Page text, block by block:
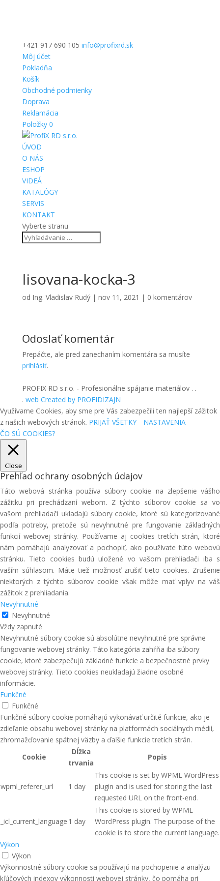
+421 917 690 105 info@profixrd.sk
Môj účet
Pokladňa
Košík
Obchodné podmienky
Doprava
Reklamácia
Položky 0
ÚVOD
O NÁS
ESHOP
VIDEÁ
KATALÓGY
SERVIS
KONTAKT
Vyberte stranu
lisovana-kocka-3
od Ing. Vladislav Rudý| nov 11, 2021 | 0 komentárov
Odoslať komentár
Prepáčte, ale pred zanechaním komentára sa musíte
prihlásiť.
PROFIX RD s.r.o. - Profesionálne spájanie materiálov . .
. web Created by PROFIDIZAJN
Využívame Cookies, aby sme pre Vás zabezpečili ten najlepší zážitok
z našich webových stránok. PRIJAŤ VŠETKY
NASTAVENIA
ČO SÚ COOKIES?
Close
Prehľad ochrany osobných údajov
Táto webová stránka používa súbory cookie na zlepšenie vášho
zážitku pri prechádzaní webom. Z týchto súborov cookie sa vo
vašom prehliadači ukladajú súbory cookie, ktoré sú kategorizované
podľa potreby, pretože sú nevyhnutné pre fungovanie základných
funkcií webovej stránky. Používame aj cookies tretích strán, ktoré
nám pomáhajú analyzovať a pochopiť, ako používate túto webovú
stránku. Tieto cookies budú uložené vo vašom prehliadači iba s
vaším súhlasom. Máte tiež možnosť zrušiť tieto cookies. Zrušenie
niektorých z týchto súborov cookie však môže mať vplyv na váš
zážitok z prehliadania.
Nevyhnutné
Nevyhnutné
Vždy zapnuté
Nevyhnutné súbory cookie sú absolútne nevyhnutné pre správne
fungovanie webovej stránky. Táto kategória zahŕňa iba súbory
cookie, ktoré zabezpečujú základné funkcie a bezpečnostné prvky
webovej stránky. Tieto cookies neukladajú žiadne osobné
informácie.
Funkčné
Funkčné
Funkčné súbory cookie pomáhajú vykonávať určité funkcie, ako je
zdieľanie obsahu webovej stránky na platformách sociálnych médií,
zhromažďovanie spätnej väzby a ďalšie funkcie tretích strán.
Cookie
Dĺžka
trvania
Popis
wpml_referer_url 1 day
This cookie is set by WPML WordPress
plugin and is used for storing the last
requested URL on the front-end.
_icl_current_language 1 day
This cookie is stored by WPML
WordPress plugin. The purpose of the
cookie is to store the current language.
Výkon
Výkon
Výkonnostné súbory cookie sa používajú na pochopenie a analýzu
kľúčových indexov výkonnosti webovej stránky, čo pomáha pri